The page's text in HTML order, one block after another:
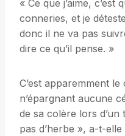
« Ce que j’aime, c’est
conneries, et je
donc il ne va pas
dire ce qu’il pense. »
C’est apparemment
n’épargnant aucune
de sa colère lors
pas d’herbe », a-t-